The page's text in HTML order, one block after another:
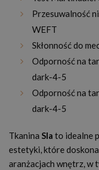
Przesuwalność
WEFT
Skłonność do
Odporność na
dark-4-5
Odporność na
dark-4-5
Tkanina Sla to idealne
estetyki, które
aranżacjach wnętrz, w